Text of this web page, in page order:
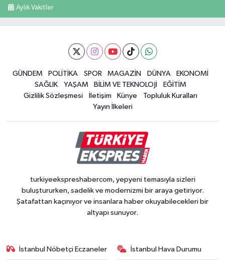
Aylık Vakitler
GÜNDEM POLİTİKA SPOR MAGAZİN DÜNYA
EKONOMİ
SAĞLIK
YAŞAM BİLİM VE TEKNOLOJİ
EĞİTİM
Gizlilik Sözleşmesi
İletişim Künye
Topluluk Kuralları
Yayın İlkeleri
turkiyeekspreshabercom, yepyeni temasıyla sizleri
buluştururken, sadelik ve modernizmi bir araya getiriyor.
Şatafattan kaçınıyor ve insanlara haber okuyabilecekleri bir
altyapı sunuyor.
İstanbul Nöbetçi Eczaneler İstanbul Hava Durumu